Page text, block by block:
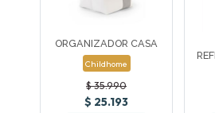
ORGANIZADOR CASA
Childhome
$ 35.990
$ 25.193